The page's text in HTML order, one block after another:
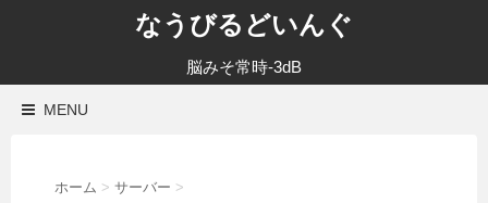
なうびるどいんぐ
脳みそ常時-3dB
MENU
ホーム > サーバー >